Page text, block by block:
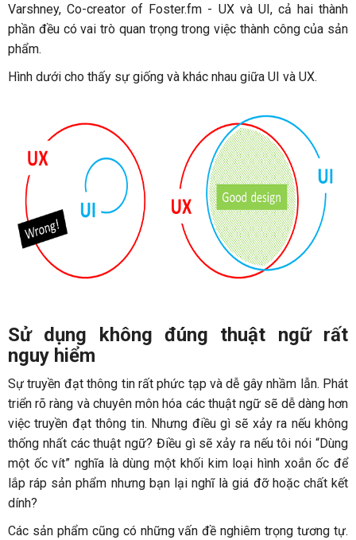
Varshney, Co-creator of Foster.fm - UX và UI, cả hai thành
phần đều có vai trò quan trọng trong việc thành công của sản
phẩm.
Hình dưới cho thấy sự giống và khác nhau giữa UI và UX.
Sử dụng không đúng thuật ngữ rất
nguy hiểm
Sự truyền đạt thông tin rất phức tạp và dễ gây nhầm lẫn. Phát
triển rõ ràng và chuyên môn hóa các thuật ngữ sẽ dễ dàng hơn
việc truyền đạt thông tin. Nhưng điều gì sẽ xảy ra nếu không
thống nhất các thuật ngữ? Điều gì sẽ xảy ra nếu tôi nói “Dùng
một ốc vít” nghĩa là dùng một khối kim loại hình xoắn ốc để
lắp ráp sản phẩm nhưng bạn lại nghĩ là giá đỡ hoặc chất kết
dính?
Các sản phẩm cũng có những vấn đề nghiêm trọng tương tự.